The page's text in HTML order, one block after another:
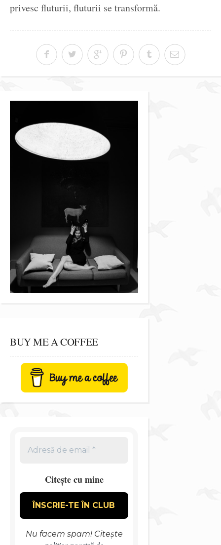
privesc fluturii, fluturii se transformă.
BUY ME A COFFEE
Citește cu mine
Nu facem spam! Citește